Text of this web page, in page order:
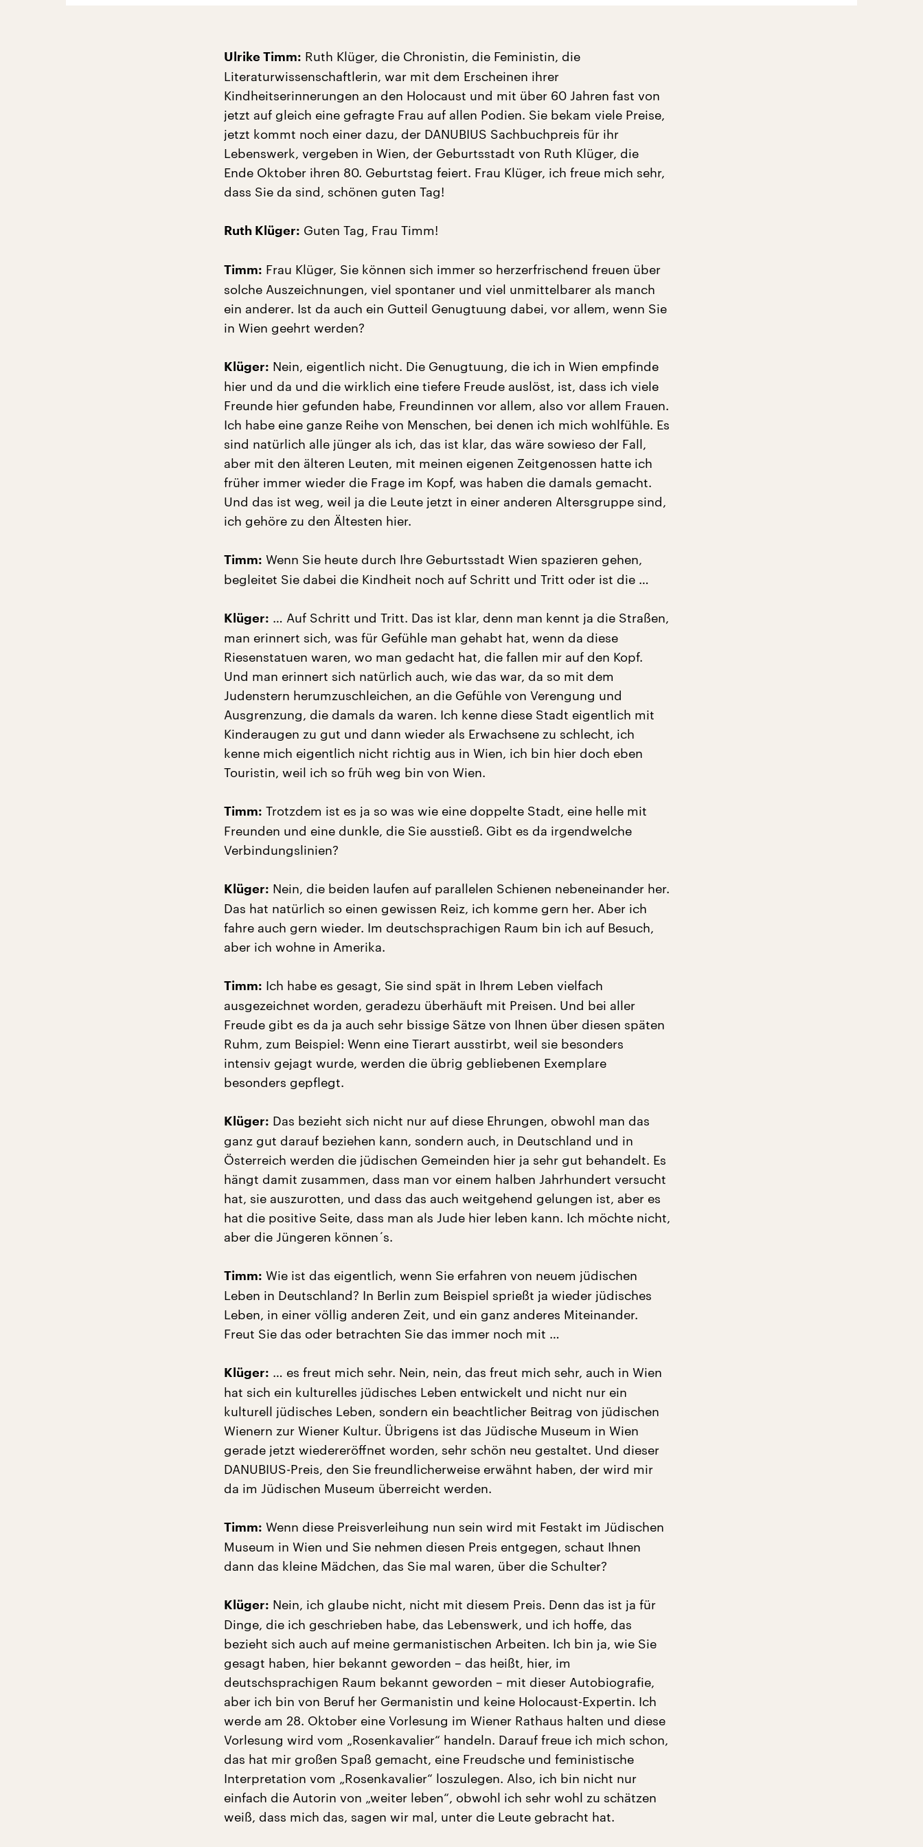
Ulrike Timm: Ruth Klüger, die Chronistin, die Feministin, die
Literaturwissenschaftlerin, war mit dem Erscheinen ihrer
Kindheitserinnerungen an den Holocaust und mit über 60 Jahren fast von
jetzt auf gleich eine gefragte Frau auf allen Podien. Sie bekam viele Preise,
jetzt kommt noch einer dazu, der DANUBIUS Sachbuchpreis für ihr
Lebenswerk, vergeben in Wien, der Geburtsstadt von Ruth Klüger, die
Ende Oktober ihren 80. Geburtstag feiert. Frau Klüger, ich freue mich sehr,
dass Sie da sind, schönen guten Tag!
Ruth Klüger: Guten Tag, Frau Timm!
Timm: Frau Klüger, Sie können sich immer so herzerfrischend freuen über
solche Auszeichnungen, viel spontaner und viel unmittelbarer als manch
ein anderer. Ist da auch ein Gutteil Genugtuung dabei, vor allem, wenn Sie
in Wien geehrt werden?
Klüger: Nein, eigentlich nicht. Die Genugtuung, die ich in Wien empfinde
hier und da und die wirklich eine tiefere Freude auslöst, ist, dass ich viele
Freunde hier gefunden habe, Freundinnen vor allem, also vor allem Frauen.
Ich habe eine ganze Reihe von Menschen, bei denen ich mich wohlfühle. Es
sind natürlich alle jünger als ich, das ist klar, das wäre sowieso der Fall,
aber mit den älteren Leuten, mit meinen eigenen Zeitgenossen hatte ich
früher immer wieder die Frage im Kopf, was haben die damals gemacht.
Und das ist weg, weil ja die Leute jetzt in einer anderen Altersgruppe sind,
ich gehöre zu den Ältesten hier.
Timm: Wenn Sie heute durch Ihre Geburtsstadt Wien spazieren gehen,
begleitet Sie dabei die Kindheit noch auf Schritt und Tritt oder ist die …
Klüger: … Auf Schritt und Tritt. Das ist klar, denn man kennt ja die Straßen,
man erinnert sich, was für Gefühle man gehabt hat, wenn da diese
Riesenstatuen waren, wo man gedacht hat, die fallen mir auf den Kopf.
Und man erinnert sich natürlich auch, wie das war, da so mit dem
Judenstern herumzuschleichen, an die Gefühle von Verengung und
Ausgrenzung, die damals da waren. Ich kenne diese Stadt eigentlich mit
Kinderaugen zu gut und dann wieder als Erwachsene zu schlecht, ich
kenne mich eigentlich nicht richtig aus in Wien, ich bin hier doch eben
Touristin, weil ich so früh weg bin von Wien.
Timm: Trotzdem ist es ja so was wie eine doppelte Stadt, eine helle mit
Freunden und eine dunkle, die Sie ausstieß. Gibt es da irgendwelche
Verbindungslinien?
Klüger: Nein, die beiden laufen auf parallelen Schienen nebeneinander her.
Das hat natürlich so einen gewissen Reiz, ich komme gern her. Aber ich
fahre auch gern wieder. Im deutschsprachigen Raum bin ich auf Besuch,
aber ich wohne in Amerika.
Timm: Ich habe es gesagt, Sie sind spät in Ihrem Leben vielfach
ausgezeichnet worden, geradezu überhäuft mit Preisen. Und bei aller
Freude gibt es da ja auch sehr bissige Sätze von Ihnen über diesen späten
Ruhm, zum Beispiel: Wenn eine Tierart ausstirbt, weil sie besonders
intensiv gejagt wurde, werden die übrig gebliebenen Exemplare
besonders gepflegt.
Klüger: Das bezieht sich nicht nur auf diese Ehrungen, obwohl man das
ganz gut darauf beziehen kann, sondern auch, in Deutschland und in
Österreich werden die jüdischen Gemeinden hier ja sehr gut behandelt. Es
hängt damit zusammen, dass man vor einem halben Jahrhundert versucht
hat, sie auszurotten, und dass das auch weitgehend gelungen ist, aber es
hat die positive Seite, dass man als Jude hier leben kann. Ich möchte nicht,
aber die Jüngeren können´s.
Timm: Wie ist das eigentlich, wenn Sie erfahren von neuem jüdischen
Leben in Deutschland? In Berlin zum Beispiel sprießt ja wieder jüdisches
Leben, in einer völlig anderen Zeit, und ein ganz anderes Miteinander.
Freut Sie das oder betrachten Sie das immer noch mit …
Klüger: … es freut mich sehr. Nein, nein, das freut mich sehr, auch in Wien
hat sich ein kulturelles jüdisches Leben entwickelt und nicht nur ein
kulturell jüdisches Leben, sondern ein beachtlicher Beitrag von jüdischen
Wienern zur Wiener Kultur. Übrigens ist das Jüdische Museum in Wien
gerade jetzt wiedereröffnet worden, sehr schön neu gestaltet. Und dieser
DANUBIUS-Preis, den Sie freundlicherweise erwähnt haben, der wird mir
da im Jüdischen Museum überreicht werden.
Timm: Wenn diese Preisverleihung nun sein wird mit Festakt im Jüdischen
Museum in Wien und Sie nehmen diesen Preis entgegen, schaut Ihnen
dann das kleine Mädchen, das Sie mal waren, über die Schulter?
Klüger: Nein, ich glaube nicht, nicht mit diesem Preis. Denn das ist ja für
Dinge, die ich geschrieben habe, das Lebenswerk, und ich hoffe, das
bezieht sich auch auf meine germanistischen Arbeiten. Ich bin ja, wie Sie
gesagt haben, hier bekannt geworden – das heißt, hier, im
deutschsprachigen Raum bekannt geworden – mit dieser Autobiografie,
aber ich bin von Beruf her Germanistin und keine Holocaust-Expertin. Ich
werde am 28. Oktober eine Vorlesung im Wiener Rathaus halten und diese
Vorlesung wird vom „Rosenkavalier“ handeln. Darauf freue ich mich schon,
das hat mir großen Spaß gemacht, eine Freudsche und feministische
Interpretation vom „Rosenkavalier“ loszulegen. Also, ich bin nicht nur
einfach die Autorin von „weiter leben“, obwohl ich sehr wohl zu schätzen
weiß, dass mich das, sagen wir mal, unter die Leute gebracht hat.